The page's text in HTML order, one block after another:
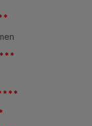
*
* * *
* * *
*